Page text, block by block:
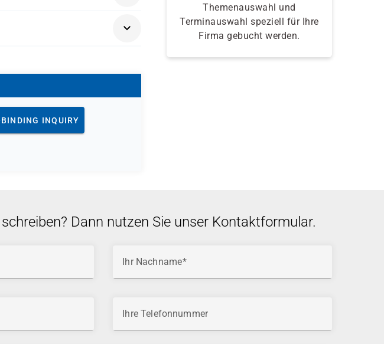
(EDU-210)“
INQUIRY
Themenauswahl und
Terminauswahl speziell für Ihre
Firma gebucht werden.
Dann nutzen Sie unser Kontaktformular.
Ihr Nachname
Ihre Telefonnummer